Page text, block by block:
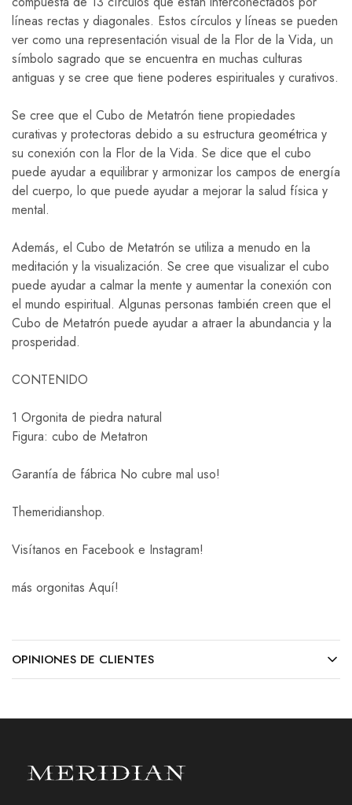
líneas rectas y diagonales. Estos círculos y líneas se pueden
ver como una representación visual de la Flor de la Vida, un
símbolo sagrado que se encuentra en muchas culturas
antiguas y se cree que tiene poderes espirituales y curativos.
Se cree que el Cubo de Metatrón tiene propiedades
curativas y protectoras debido a su estructura geométrica y
su conexión con la Flor de la Vida. Se dice que el cubo
puede ayudar a equilibrar y armonizar los campos de energía
del cuerpo, lo que puede ayudar a mejorar la salud física y
mental.
Además, el Cubo de Metatrón se utiliza a menudo en la
meditación y la visualización. Se cree que visualizar el cubo
puede ayudar a calmar la mente y aumentar la conexión con
el mundo espiritual. Algunas personas también creen que el
Cubo de Metatrón puede ayudar a atraer la abundancia y la
prosperidad.
CONTENIDO
1 Orgonita de piedra natural
Figura: cubo de Metatron
Garantía de fábrica No cubre mal uso!
Themeridianshop.
Visítanos en Facebook e Instagram!
más orgonitas Aquí!
OPINIONES DE CLIENTES